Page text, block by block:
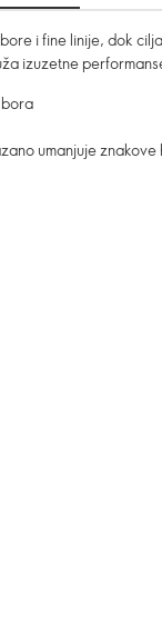
i fine linije, dok
izuzetne
umanjuje